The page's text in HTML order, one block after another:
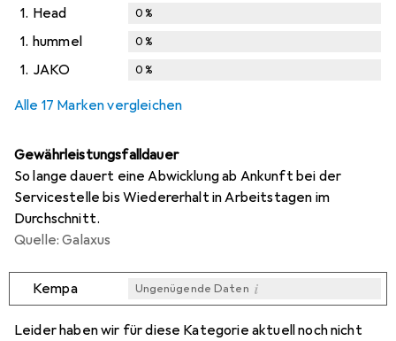
1. Head 0%
1. hummel 0%
1. JAKO 0%
Alle 17 Marken vergleichen
Gewährleistungsfalldauer
So lange dauert eine Abwicklung ab Ankunft bei der
Servicestelle bis Wiedererhalt in Arbeitstagen im
Durchschnitt.
Quelle: Galaxus
Kempa Ungenügende Daten i
Leider haben wir für diese Kategorie aktuell noch nicht